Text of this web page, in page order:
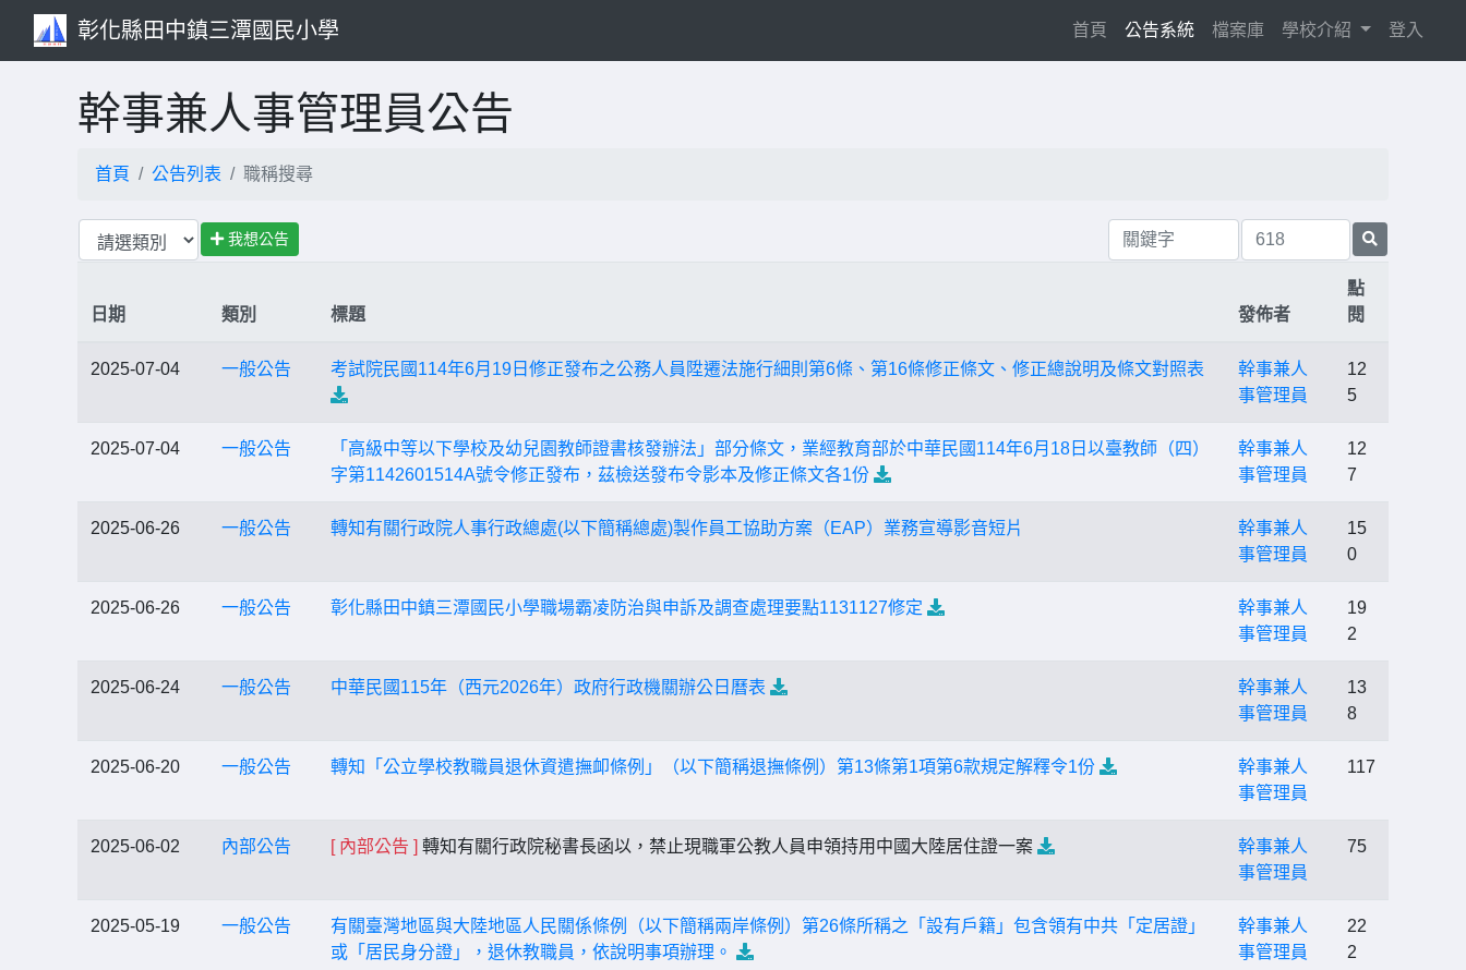
彰化縣田中鎮三潭國民小學 首頁 (current)
公告系統 檔案庫 學校介紹 登入
幹事兼人事管理員公告
首頁 公告列表 職稱搜尋
我想公告
日期 類別 標題 發佈者
點
閱
2025-07-04 一般公告 考試院民國114年6月19日修正發布之公務人員陞遷法施行細則第6條、第16條修正條文、修正總說明及條文對照表
幹事兼人
事管理員
12
5
2025-07-04 一般公告
「高級中等以下學校及幼兒園教師證書核發辦法」部分條文，業經教育部於中華民國114年6月18日以臺教師（四）
字第1142601514A號令修正發布，茲檢送發布令影本及修正條文各1份
幹事兼人
事管理員
12
7
2025-06-26 一般公告 轉知有關行政院人事行政總處(以下簡稱總處)製作員工協助方案（EAP）業務宣導影音短片
幹事兼人
事管理員
15
0
2025-06-26 一般公告 彰化縣田中鎮三潭國民小學職場霸凌防治與申訴及調查處理要點1131127修定
幹事兼人
事管理員
19
2
2025-06-24 一般公告 中華民國115年（西元2026年）政府行政機關辦公日曆表
幹事兼人
事管理員
13
8
2025-06-20 一般公告 轉知「公立學校教職員退休資遣撫卹條例」（以下簡稱退撫條例）第13條第1項第6款規定解釋令1份
幹事兼人
事管理員
117
2025-06-02 內部公告 [ 內部公告 ] 轉知有關行政院秘書長函以，禁止現職軍公教人員申領持用中國大陸居住證一案
幹事兼人
事管理員
75
2025-05-19 一般公告
有關臺灣地區與大陸地區人民關係條例（以下簡稱兩岸條例）第26條所稱之「設有戶籍」包含領有中共「定居證」
或「居民身分證」，退休教職員，依說明事項辦理。
幹事兼人
事管理員
22
2